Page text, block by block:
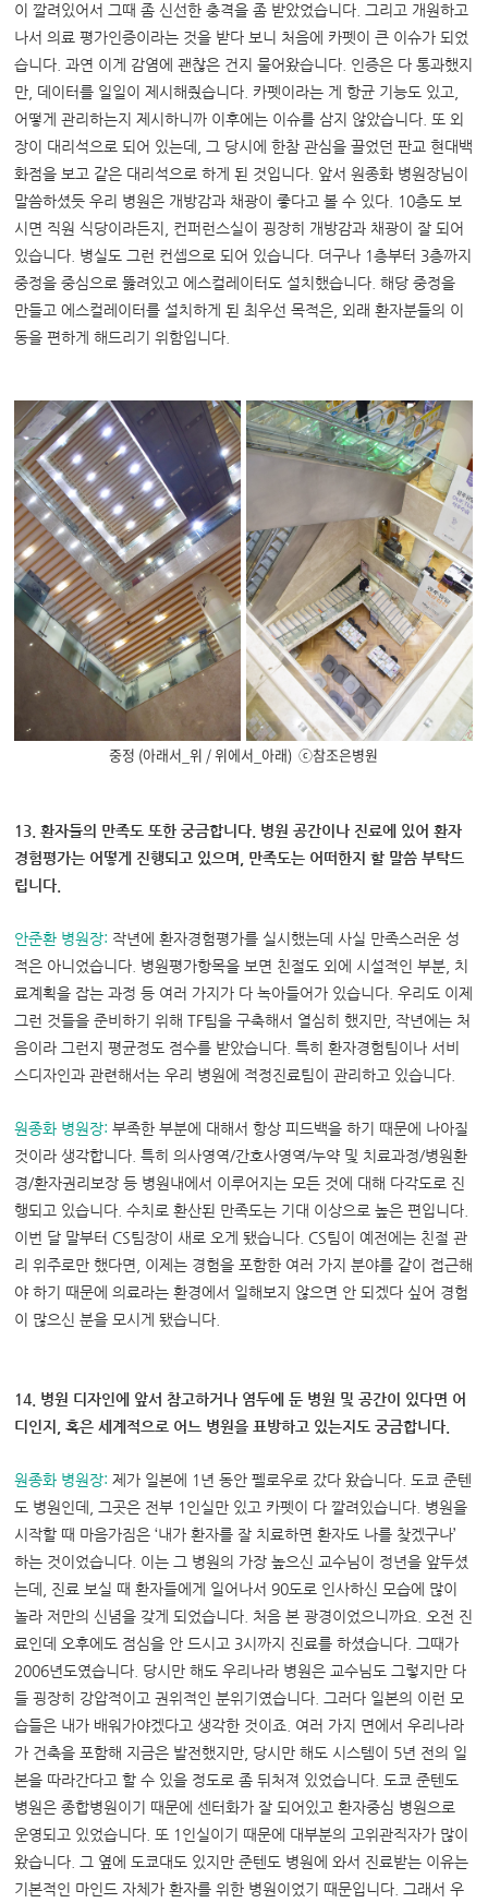
이 깔려있어서 그때 좀 신선한 충격을 좀 받았었습니다. 그리고 개원하고
나서 의료 평가인증이라는 것을 받다 보니 처음에 카펫이 큰 이슈가 되었
습니다. 과연 이게 감염에 괜찮은 건지 물어왔습니다. 인증은 다 통과했지
만, 데이터를 일일이 제시해줬습니다. 카펫이라는 게 항균 기능도 있고,
어떻게 관리하는지 제시하니까 이후에는 이슈를 삼지 않았습니다. 또 외
장이 대리석으로 되어 있는데, 그 당시에 한참 관심을 끌었던 판교 현대백
화점을 보고 같은 대리석으로 하게 된 것입니다. 앞서 원종화 병원장님이
말씀하셨듯 우리 병원은 개방감과 채광이 좋다고 볼 수 있다. 10층도 보
시면 직원 식당이라든지, 컨퍼런스실이 굉장히 개방감과 채광이 잘 되어
있습니다. 병실도 그런 컨셉으로 되어 있습니다. 더구나 1층부터 3층까지
중정을 중심으로 뚫려있고 에스컬레이터도 설치했습니다. 해당 중정을
만들고 에스컬레이터를 설치하게 된 최우선 목적은, 외래 환자분들의 이
동을 편하게 해드리기 위함입니다.
중정 (아래서_위 / 위에서_아래) ⓒ참조은병원
13. 환자들의 만족도 또한 궁금합니다. 병원 공간이나 진료에 있어 환자
경험평가는 어떻게 진행되고 있으며, 만족도는 어떠한지 할 말씀 부탁드
립니다.
안준환 병원장: 작년에 환자경험평가를 실시했는데 사실 만족스러운 성
적은 아니었습니다. 병원평가항목을 보면 친절도 외에 시설적인 부분, 치
료계획을 잡는 과정 등 여러 가지가 다 녹아들어가 있습니다. 우리도 이제
그런 것들을 준비하기 위해 TF팀을 구축해서 열심히 했지만, 작년에는 처
음이라 그런지 평균정도 점수를 받았습니다. 특히 환자경험팀이나 서비
스디자인과 관련해서는 우리 병원에 적정진료팀이 관리하고 있습니다.
원종화 병원장: 부족한 부분에 대해서 항상 피드백을 하기 때문에 나아질
것이라 생각합니다. 특히 의사영역/간호사영역/누약 및 치료과정/병원환
경/환자권리보장 등 병원내에서 이루어지는 모든 것에 대해 다각도로 진
행되고 있습니다. 수치로 환산된 만족도는 기대 이상으로 높은 편입니다.
이번 달 말부터 CS팀장이 새로 오게 됐습니다. CS팀이 예전에는 친절 관
리 위주로만 했다면, 이제는 경험을 포함한 여러 가지 분야를 같이 접근해
야 하기 때문에 의료라는 환경에서 일해보지 않으면 안 되겠다 싶어 경험
이 많으신 분을 모시게 됐습니다.
14. 병원 디자인에 앞서 참고하거나 염두에 둔 병원 및 공간이 있다면 어
디인지, 혹은 세계적으로 어느 병원을 표방하고 있는지도 궁금합니다.
원종화 병원장:제가 일본에 1년 동안 펠로우로 갔다 왔습니다. 도쿄 준텐
도 병원인데, 그곳은 전부 1인실만 있고 카펫이 다 깔려있습니다. 병원을
시작할 때 마음가짐은 ‘내가 환자를 잘 치료하면 환자도 나를 찾겠구나’
하는 것이었습니다. 이는 그 병원의 가장 높으신 교수님이 정년을 앞두셨
는데, 진료 보실 때 환자들에게 일어나서 90도로 인사하신 모습에 많이
놀라 저만의 신념을 갖게 되었습니다. 처음 본 광경이었으니까요. 오전 진
료인데 오후에도 점심을 안 드시고 3시까지 진료를 하셨습니다. 그때가
2006년도였습니다. 당시만 해도 우리나라 병원은 교수님도 그렇지만 다
들 굉장히 강압적이고 권위적인 분위기였습니다. 그러다 일본의 이런 모
습들은 내가 배워가야겠다고 생각한 것이죠. 여러 가지 면에서 우리나라
가 건축을 포함해 지금은 발전했지만, 당시만 해도 시스템이 5년 전의 일
본을 따라간다고 할 수 있을 정도로 좀 뒤처져 있었습니다. 도쿄 준텐도
병원은 종합병원이기 때문에 센터화가 잘 되어있고 환자중심 병원으로
운영되고 있었습니다. 또 1인실이기 때문에 대부분의 고위관직자가 많이
왔습니다. 그 옆에 도쿄대도 있지만 준텐도 병원에 와서 진료받는 이유는
기본적인 마인드 자체가 환자를 위한 병원이었기 때문입니다. 그래서 우